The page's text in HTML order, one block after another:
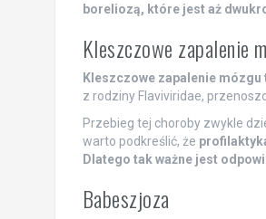
boreliozą, które jest aż
Kleszczowe zapalenie
Kleszczowe zapalenie mózgu
z rodziny Flaviviridae,
Przebieg tej choroby zwykle
warto podkreślić, że
Dlatego tak ważne jest
Babeszjoza